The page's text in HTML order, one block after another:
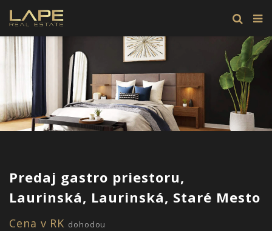
Predaj gastro priestoru,
Laurinská, Laurinská, Staré Mesto
Cena v RK dohodou